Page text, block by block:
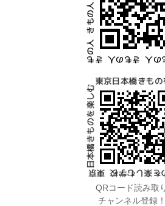
QRコード読み取
チャンネル登録！